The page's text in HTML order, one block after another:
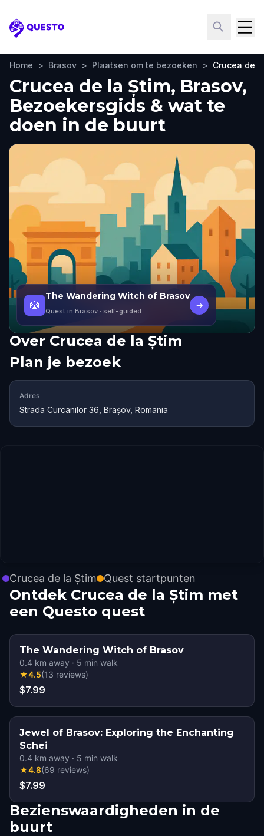
Questo
Home > Brasov > Plaatsen om te bezoeken > Crucea de
Crucea de la Știm, Brasov,
Bezoekersgids & wat te
doen in de buurt
🎲
The Wandering Witch of Brasov
Quest in Brasov · self-guided
→
Over Crucea de la Știm
Plan je bezoek
Adres
Strada Curcanilor 36, Brașov, Romania
Crucea de la Știm Quest startpunten
Ontdek Crucea de la Știm met
een Questo quest
The Wandering Witch of Brasov
0.4 km away · 5 min walk
★4.5(13 reviews)
$7.99
Jewel of Brasov: Exploring the Enchanting
Schei
0.4 km away · 5 min walk
★4.8(69 reviews)
$7.99
Bezienswaardigheden in de
buurt